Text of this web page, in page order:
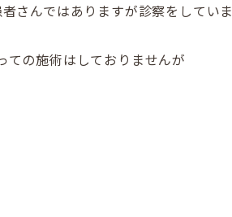
さんではありますが診察をしていま
ての施術はしておりませんが